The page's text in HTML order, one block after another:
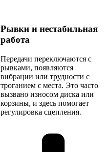
Рывки и нестабильная
работа
Передачи переключаются с
рывками, появляются
вибрации или трудности с
троганием с места. Это часто
вызвано износом диска или
корзины, и здесь помогает
регулировка сцепления.